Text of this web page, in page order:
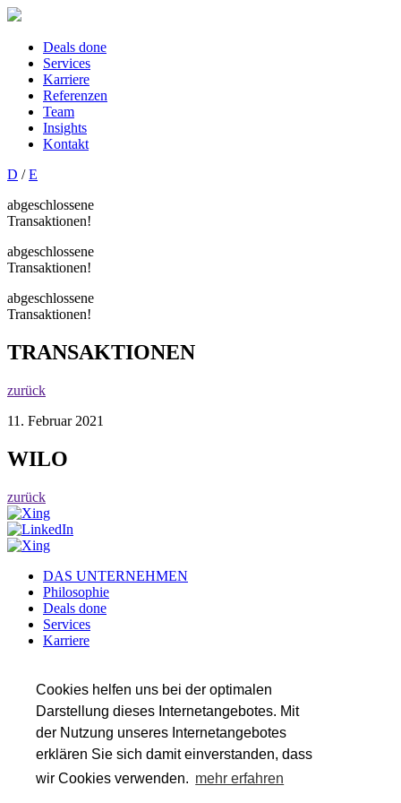
Cookies helfen uns bei der optimalen
Darstellung dieses Internetangebotes. Mit
der Nutzung unseres Internetangebotes
erklären Sie sich damit einverstanden, dass
wir Cookies verwenden. mehr erfahren
Deals done
Services
Karriere
Referenzen
Team
Insights
Kontakt
D /E
abgeschlossene
Transaktionen!
abgeschlossene
Transaktionen!
abgeschlossene
Transaktionen!
TRANSAKTIONEN
zurück
11. Februar 2021
WILO
zurück
DAS UNTERNEHMEN
Philosophie
Deals done
Services
Karriere
Insights
SERVICES
Transaktionsberatung
Wirtschaftsprüfung
Valuation & Financial Modeling